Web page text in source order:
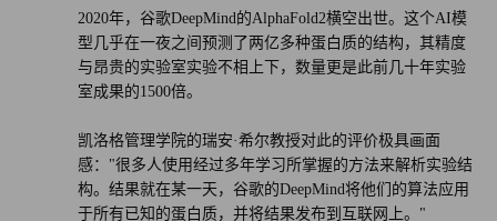
能会对经济产生巨大的连锁反应，使更多人和更多流程变得
更高效。这是令人兴奋的前景。有可能会出现一些如果没有
人工智能工具的帮助，原本无法实现的突破。”（财富中文
2020年，谷歌DeepMind的AlphaFold2横空出世。这个AI模
型几乎在一夜之间预测了两亿多种蛋白质的结构，其精度
与昂贵的实验室实验不相上下，数量更是此前几十年实验
室成果的1500倍。
凯洛格管理学院的瑞安·希尔教授对此的评价极具画面
感："很多人使用经过多年学习所掌握的方法来解析实验结
构。结果就在某一天，谷歌的DeepMind将他们的算法应用
于所有已知的蛋白质，并将结果发布到互联网上。"